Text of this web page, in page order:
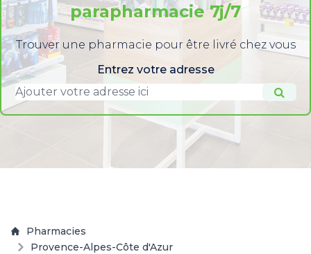
parapharmacie 7j/7
Trouver une pharmacie pour être livré chez vous
Entrez votre adresse
Pharmacies
Provence-Alpes-Côte d'Azur